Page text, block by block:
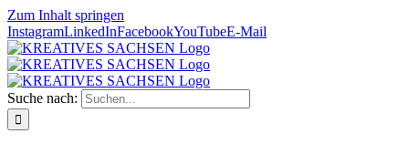
Zum Inhalt springen
InstagramLinkedInFacebookYouTubeE-Mail
Suche nach: